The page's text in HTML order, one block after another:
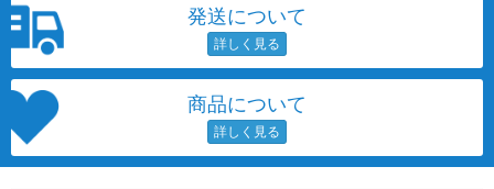
発送について
商品について